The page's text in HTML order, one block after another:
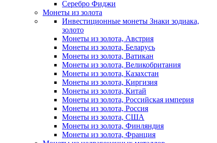
Серебро Фиджи
Монеты из золота
Инвестиционные монеты Знаки зодиака,
золото
Монеты из золота, Австрия
Монеты из золота, Беларусь
Монеты из золота, Ватикан
Монеты из золота, Великобритания
Монеты из золота, Казахстан
Монеты из золота, Киргизия
Монеты из золота, Китай
Монеты из золота, Российская империя
Монеты из золота, Россия
Монеты из золота, США
Монеты из золота, Финляндия
Монеты из золота, Франция